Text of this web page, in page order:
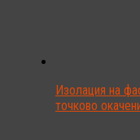
Изолация на
точково